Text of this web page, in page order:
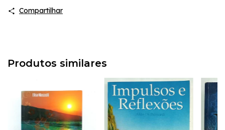
Compartilhar
Produtos similares